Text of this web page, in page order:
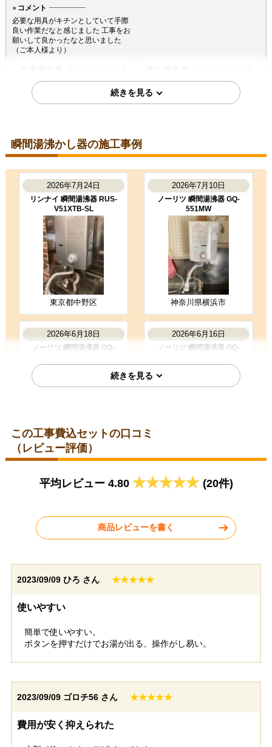
コメント
必要な用具がキチンとしていて手際
良い作業だなと感じました 工事をお
願いして良かったなと思いました
（ご本人様より）
★★★★☆ 4 ★★★☆☆ 3
購入の決め手
2025年10月15日
瞬間湯沸器工事のお客様
PH-5BV-13A
コメント
スムーズかつ短時間に完了したの
で、特段困ることも無かった。
（ご本人様より）
工事満足度 ★★★★★ 受注満足度 ★★★★★
購入の決め手
商品選定がしやすかった
お客様の声をもっと見る
瞬間湯沸かし器の施工事例
2026年7月24日
リンナイ 瞬間湯沸器 RUS-
V51XTB-SL
東京都中野区
2026年7月10日
ノーリツ 瞬間湯沸器 GQ-
551MW
神奈川県横浜市
2026年6月18日
ノーリツ 瞬間湯沸器 GQ-
千葉県松戸市
2026年6月16日
ノーリツ 瞬間湯沸器 GQ-
2026年6月12日 2026年5月19日
工事実績をもっと見る
この工事費込セットの口コミ
（レビュー評価）
平均レビュー 4.80 (20件)
商品レビューを書く
2023/09/09 ひろ さん ★★★★★
使いやすい
簡単で使いやすい。
ボタンを押すだけでお湯が出る、操作がし易い。
2023/09/09 ゴロチ56 さん ★★★★★
費用が安く抑えられた